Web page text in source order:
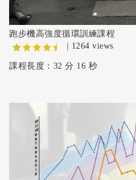
跑步機高強度循環訓練課程
| 1264 views
課程長度：32 分 16 秒